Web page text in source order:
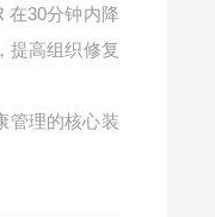
在30分钟内降
提高组织修复
管理的核心装